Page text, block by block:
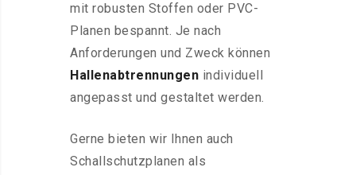
mit robusten Stoffen oder PVC-
Planen bespannt. Je nach
Anforderungen und Zweck können
Hallenabtrennungen individuell
angepasst und gestaltet werden.
Gerne bieten wir Ihnen auch
Schallschutzplanen als